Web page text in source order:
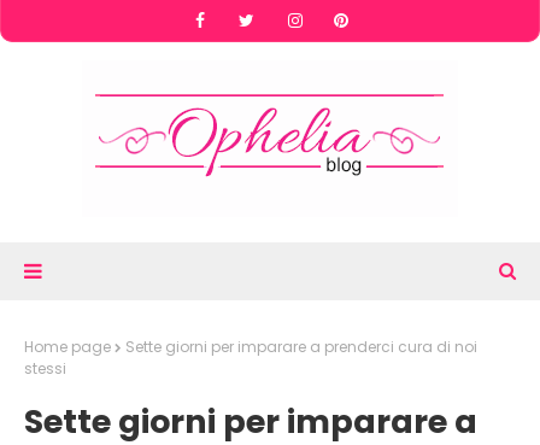
Home page
Sette giorni per imparare a prenderci cura di noi
stessi
Sette giorni per imparare a